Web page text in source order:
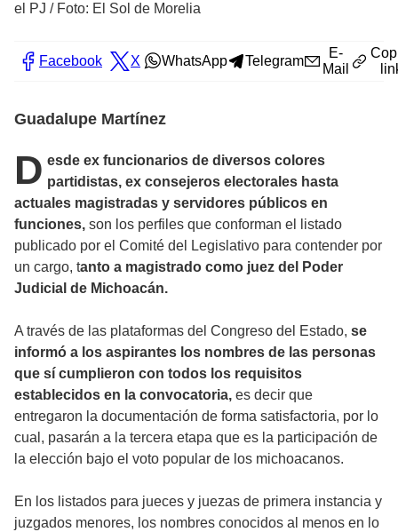
el PJ / Foto: El Sol de Morelia
Facebook X WhatsApp Telegram
E-
Mail
Guadalupe Martínez
D esde ex funcionarios de diversos colores
partidistas, ex consejeros electorales hasta
actuales magistradas y servidores públicos en
funciones, son los perfiles que conforman el listado
publicado por el Comité del Legislativo para contender por
un cargo, tanto a magistrado como juez del Poder
Judicial de Michoacán.
A través de las plataformas del Congreso del Estado, se
informó a los aspirantes los nombres de las personas
que sí cumplieron con todos los requisitos
establecidos en la convocatoria, es decir que
entregaron la documentación de forma satisfactoria, por lo
cual, pasarán a la tercera etapa que es la participación de
la elección bajo el voto popular de los michoacanos.
En los listados para jueces y juezas de primera instancia y
juzgados menores, los nombres conocidos al menos en lo